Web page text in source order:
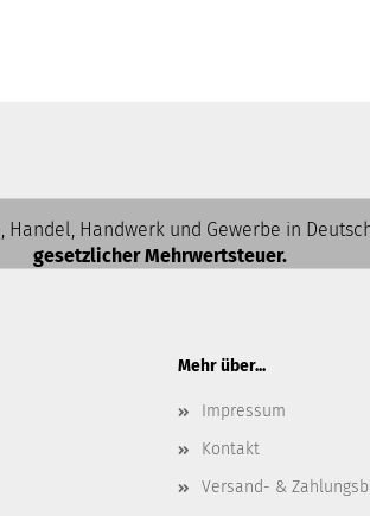
Handwerk und Gewerbe in
gesetzlicher Mehrwertsteuer.
Mehr über...
Impressum
Kontakt
Versand- &